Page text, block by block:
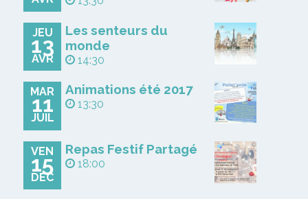
JEU
13
AVR
Les senteurs du
monde
14:30
MAR
11
JUIL
Animations été 2017
13:30
VEN
15
DÉC
Repas Festif Partagé
18:00